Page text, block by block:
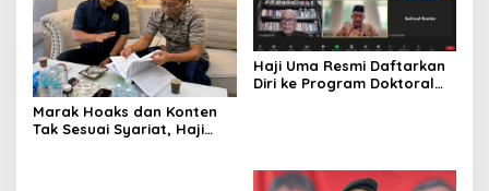
Marak Hoaks dan Konten
Tak Sesuai Syariat, Haji
Haji Uma Resmi Daftarkan
Diri ke Program Doktoral